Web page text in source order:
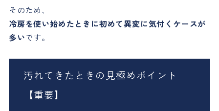
そのため、
冷房を使い始めたときに初めて異変に気付くケースが
多いです。
汚れてきたときの見極めポイント
【重要】